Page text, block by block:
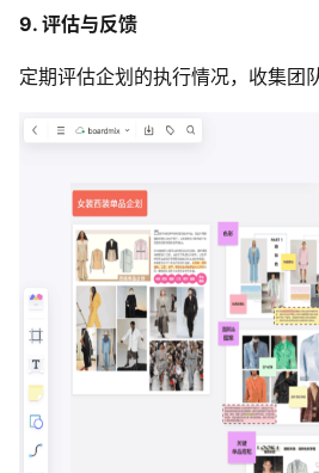
9. 评估与反馈
定期评估企划的执行情况，收集团